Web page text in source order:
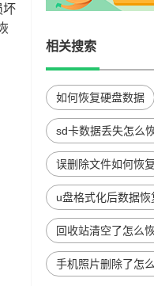
坏
相关搜索
如何恢复硬盘数据
sd卡数据丢失怎么
误删除文件如何恢复
u盘格式化后数据恢
回收站清空了怎么
手机照片删除了怎